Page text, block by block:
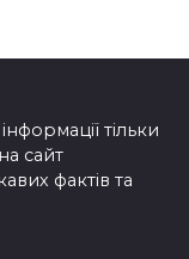
тільки
сайт
фактів та